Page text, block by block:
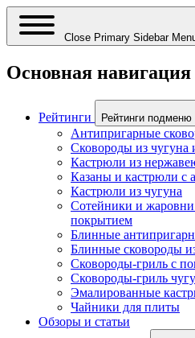
Close Primary Sidebar
Основная навигация
Рейтинги Рейтинги подменю
Антипригарные
Сковороды из чугуна
Кастрюли из
Казаны и кастрюли с
Кастрюли из чугуна
Сотейники и
покрытием
Блинные
Блинные сковороды
Сковороды-гриль с
Сковороды-гриль
Эмалированные
Чайники для плиты
Обзоры и статьи